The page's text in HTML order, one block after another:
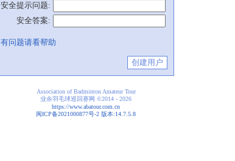
安全提示问题:
安全答案:
有问题请看帮助
Association of Badminton Amateur Tour
业余羽毛球巡回赛网 ©2014 - 2026
https://www.abatour.com.cn
闽ICP备2021000877号-2 版本:14.7.5.8